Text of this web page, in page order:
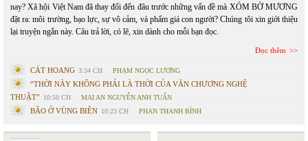
nay? Xã hội Việt Nam đã thay đổi đến đâu trước những vấn đề mà XÓM BỜ MƯƠNG
đặt ra: môi trường, bạo lực, sự vô cảm, và phẩm giá con người? Chúng tôi xin giới thiệu
lại truyện ngắn này. Câu trả lời, có lẽ, xin dành cho mỗi bạn đọc.
Đọc thêm
CÁT HOANG 3:34 CH PHẠM NGỌC LƯƠNG
“THỜI NÀY KHÔNG PHẢI LÀ THỜI CỦA VĂN CHƯƠNG NGHỆ
THUẬT” 10:50 CH MAI AN NGUYỄN ANH TUẤN
BÃO Ở VÙNG BIÊN 10:23 CH PHAN THANH BÌNH